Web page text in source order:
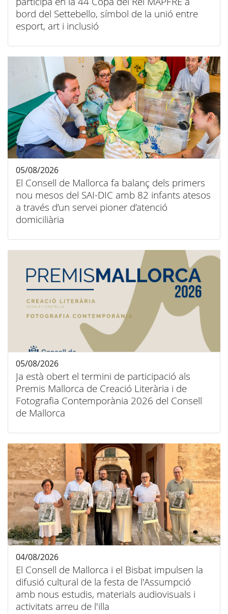
bord del Settebello, símbol de la unió entre
esport, art i inclusió
El Consell de Mallorca fa balanç dels primers
nou mesos del SAI-DIC amb 82 infants atesos
a través d’un servei pioner d’atenció
domiciliària
05/08/2026
Ja està obert el termini de participació als
Premis Mallorca de Creació Literària i de
Fotografia Contemporània 2026 del Consell
de Mallorca
05/08/2026
El Consell de Mallorca i el Bisbat impulsen la
difusió cultural de la festa de l'Assumpció
amb nous estudis, materials audiovisuals i
activitats arreu de l'illa
04/08/2026